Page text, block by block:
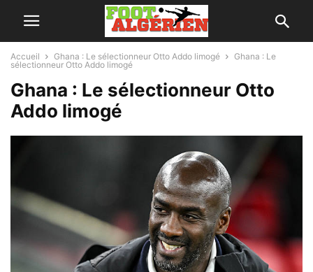
Accueil Ghana : Le sélectionneur Otto Addo limogé
Ghana : Le
sélectionneur Otto Addo limogé
Ghana : Le sélectionneur Otto
Addo limogé